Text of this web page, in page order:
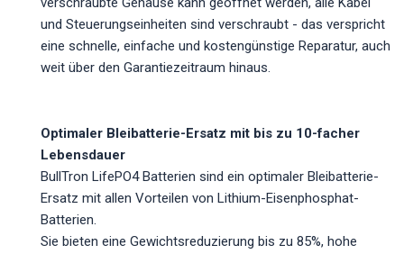
und Steuerungseinheiten sind verschraubt - das verspricht
eine schnelle, einfache und kostengünstige Reparatur, auch
weit über den Garantiezeitraum hinaus.
Optimaler Bleibatterie-Ersatz mit bis zu 10-facher
Lebensdauer
BullTron LifePO4 Batterien sind ein optimaler Bleibatterie-
Ersatz mit allen Vorteilen von Lithium-Eisenphosphat-
Batterien.
Sie bieten eine Gewichtsreduzierung bis zu 85%, hohe